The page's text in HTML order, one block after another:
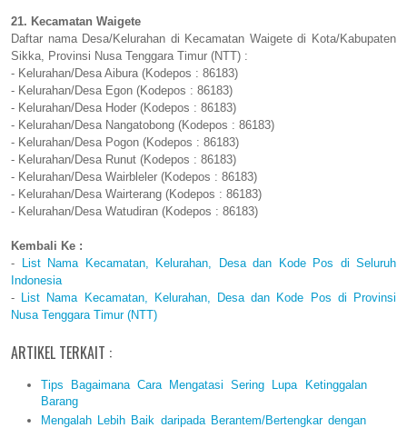
21. Kecamatan Waigete
Daftar nama Desa/Kelurahan di Kecamatan Waigete di Kota/Kabupaten
Sikka, Provinsi Nusa Tenggara Timur (NTT) :
- Kelurahan/Desa Aibura (Kodepos : 86183)
- Kelurahan/Desa Egon (Kodepos : 86183)
- Kelurahan/Desa Hoder (Kodepos : 86183)
- Kelurahan/Desa Nangatobong (Kodepos : 86183)
- Kelurahan/Desa Pogon (Kodepos : 86183)
- Kelurahan/Desa Runut (Kodepos : 86183)
- Kelurahan/Desa Wairbleler (Kodepos : 86183)
- Kelurahan/Desa Wairterang (Kodepos : 86183)
- Kelurahan/Desa Watudiran (Kodepos : 86183)
Kembali Ke :
-
List Nama Kecamatan, Kelurahan, Desa dan Kode Pos di Seluruh
Indonesia
- List Nama Kecamatan, Kelurahan, Desa dan Kode Pos di Provinsi
Nusa Tenggara Timur (NTT)
ARTIKEL TERKAIT :
Tips Bagaimana Cara Mengatasi Sering Lupa Ketinggalan
Barang
Mengalah Lebih Baik daripada Berantem/Bertengkar dengan